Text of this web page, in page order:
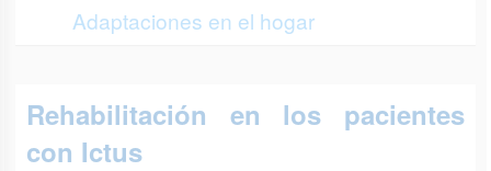
Adaptaciones en el hogar
Rehabilitación en los pacientes
con Ictus